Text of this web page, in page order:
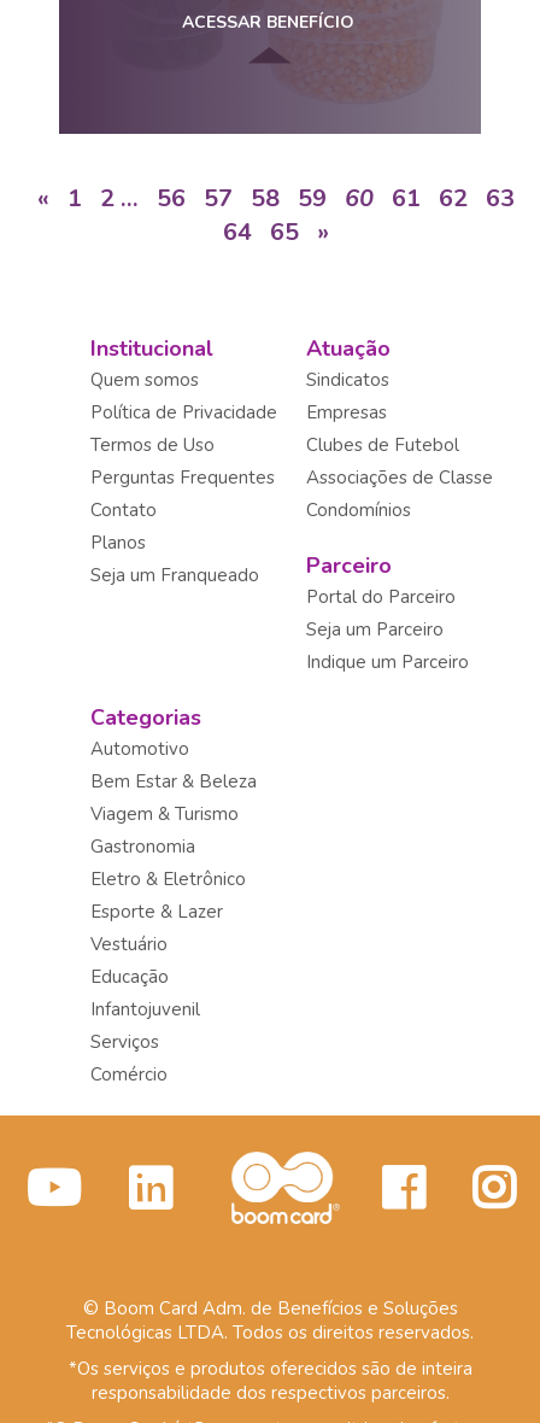
ACESSAR BENEFÍCIO
« 1 2 … 56 57 58 59 60 61 62 63
64 65 »
Institucional
Quem somos
Política de Privacidade
Termos de Uso
Perguntas Frequentes
Contato
Planos
Seja um Franqueado
Atuação
Sindicatos
Empresas
Clubes de Futebol
Associações de Classe
Condomínios
Parceiro
Portal do Parceiro
Seja um Parceiro
Indique um Parceiro
Categorias
Automotivo
Bem Estar & Beleza
Viagem & Turismo
Gastronomia
Eletro & Eletrônico
Esporte & Lazer
Vestuário
Educação
Infantojuvenil
Serviços
Comércio
© Boom Card Adm. de Benefícios e Soluções
Tecnológicas LTDA. Todos os direitos reservados.
*Os serviços e produtos oferecidos são de inteira
responsabilidade dos respectivos parceiros.